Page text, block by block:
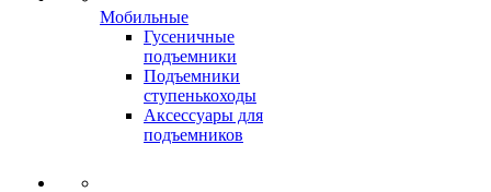
Мобильные
Гусеничные
подъемники
Подъемники
ступенькоходы
Аксессуары для
подъемников